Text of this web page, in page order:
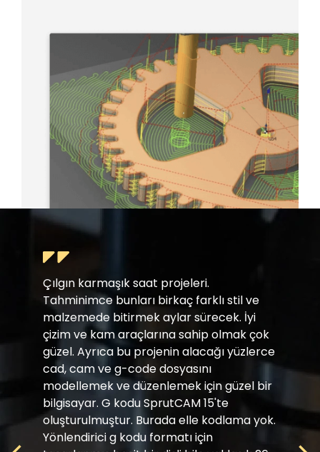
Çılgın karmaşık saat projeleri.
Tahminimce bunları birkaç farklı stil ve
malzemede bitirmek aylar sürecek. İyi
çizim ve kam araçlarına sahip olmak çok
güzel. Ayrıca bu projenin alacağı yüzlerce
cad, cam ve g-code dosyasını
modellemek ve düzenlemek için güzel bir
bilgisayar. G kodu SprutCAM 15'te
oluşturulmuştur. Burada elle kodlama yok.
Yönlendirici g kodu formatı için